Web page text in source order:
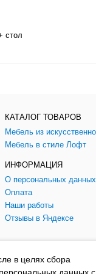
стол
в целях сбора
КАТАЛОГ ТОВАРОВ
Мебель в стиле Лофт
ИНФОРМАЦИЯ
О персональных данных
Оплата
Наши работы
Отзывы в Яндексе